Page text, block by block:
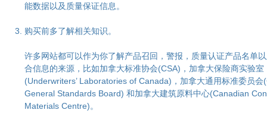
能数据以及质量保证信息。
购买前多了解相关知识。
许多网站都可以作为你了解产品召回，警报，质量认证产品名单
合信息的来源，比如加拿大标准协会(CSA)，加拿大保险商实验室
(Underwriters’ Laboratories of Canada)，加拿大通用标准委员会
General Standards Board) 和加拿大建筑原料中心(Canadian
Materials Centre)。